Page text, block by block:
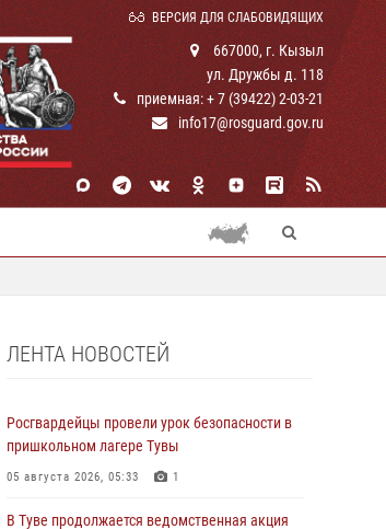
ВЕРСИЯ ДЛЯ СЛАБОВИДЯЩИХ
667000, г. Кызыл
ул. Дружбы д. 118
приемная: + 7 (39422) 2-03-21
info17@rosguard.gov.ru
ЛЕНТА НОВОСТЕЙ
Росгвардейцы провели урок безопасности в
пришкольном лагере Тувы
05 августа 2026, 05:33 1
В Туве продолжается ведомственная акция